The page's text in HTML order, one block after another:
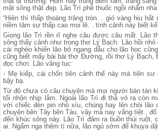
mặt sông thật đẹp. Lão Trì phê thuốc ngồi nhẩm
“Hiên thì thấp thoáng trăng tròn. . gió vàng hiu
niềm tâm sự thấp cao mọi lẽ. . tình cảnh này biết kể
Giọng lão Trì rền rĩ nghe câu được câu mất. Lão
sông thấy cảnh như trong thơ Lý Bạch. Lão hồi nhỏ
cái nghèo khiến lão bỏ ngang dẫu cho lão học
cũng biết mấy bài bài thơ Đường, rồi thơ Lý
đọc chơi. Lão văng tục:
- Mẹ kiếp, cái chốn tiên cảnh thế này mà tiên sư
bậy bạ.
Từ độ chưa có câu chuyện mà mọi người bàn tán
tối nhộn nhịp lắm. Ngoài lão Trì đi thả vó ra còn
với chiếc đèn pin nhỏ xíu, chúng hay lên chòi lão
chuyện bên Tây bên Tàu, vậy mà nay vắng tiệt ,
đến khúc sông này. Lão Trì đâm ra buồn thúi ruột,
ai. Ngẩm nga thêm tí nữa, lão ngủ sớm để khuya